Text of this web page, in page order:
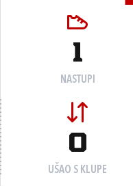
1
NASTUPI
0
UŠAO S KLUPE